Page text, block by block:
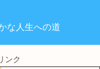
な人生への道
ンク